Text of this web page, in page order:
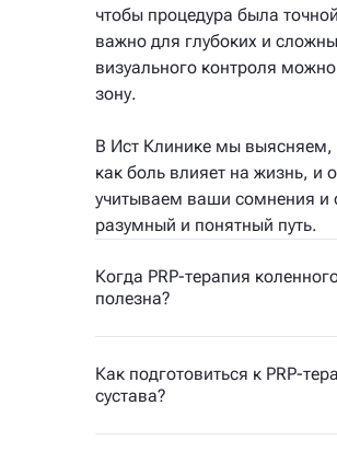
чтобы процедура была
важно для глубоких и
визуального контроля
зону.
В Ист Клинике мы выясняем,
как боль влияет на жизнь, и
учитываем ваши сомнения и
разумный и понятный путь.
Когда PRP-терапия
полезна?
Как подготовиться к PRP-
сустава?